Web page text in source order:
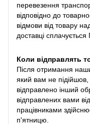
перевезення
відповідно до
відмови від товару
доставці сплачується
Коли відправлять
Після отримання
який вам не
відправлено інший
відправлених вами
працівниками
п'ятницю.